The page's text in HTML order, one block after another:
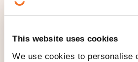
This website uses cookies
We use cookies to personalise
MODE OF